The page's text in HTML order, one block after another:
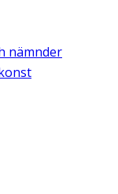
nämnder